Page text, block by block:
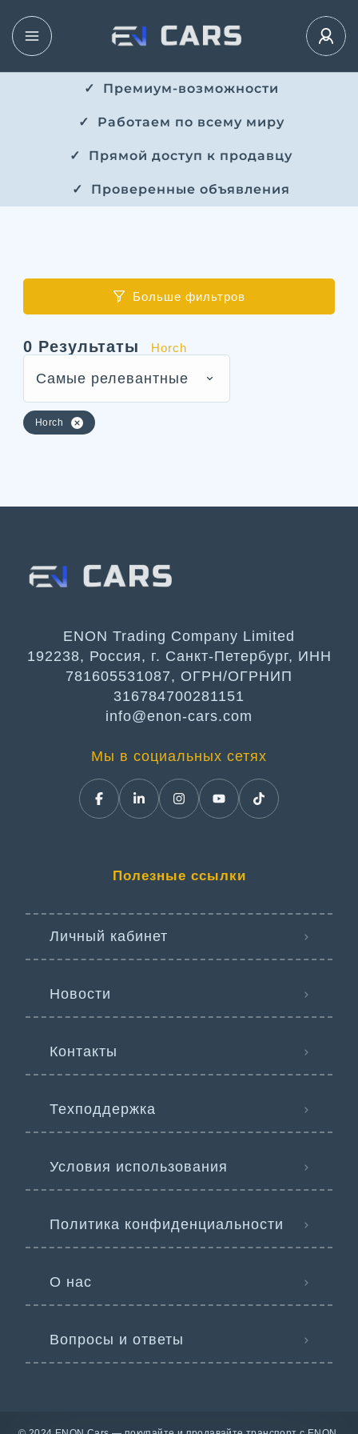
✓ ​​ Премиум-возможности
✓ ​ Работаем по всему миру
✓ ​ Прямой доступ к продавцу
✓ ​ Проверенные объявления
Больше фильтров
0 Результаты Horch
Самые релевантные
Horch
ENON Trading Company Limited
192238, Россия, г. Санкт-Петербург, ИНН
781605531087, ОГРН/ОГРНИП
316784700281151
info@enon-cars.com
Мы в социальных сетях
Полезные ссылки
Личный кабинет
Новости
Контакты
Техподдержка
Условия использования
Политика конфиденциальности
О нас
Вопросы и ответы